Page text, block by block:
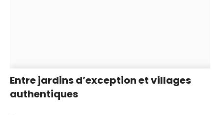
Entre jardins d’exception et villages
authentiques